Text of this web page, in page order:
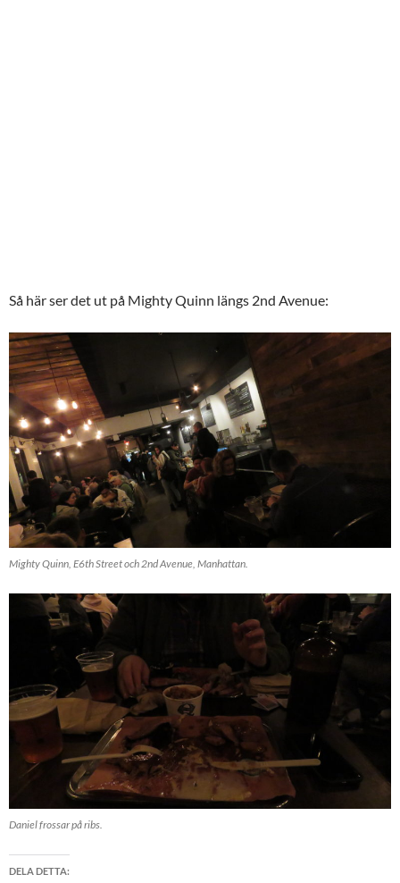
Så här ser det ut på Mighty Quinn längs 2nd Avenue:
Mighty Quinn, E6th Street och 2nd Avenue, Manhattan.
Daniel frossar på ribs.
DELA DETTA: